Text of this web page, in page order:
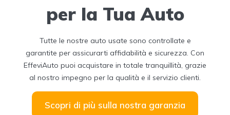
per la Tua Auto
Tutte le nostre auto usate sono controllate e
garantite per assicurarti affidabilità e sicurezza. Con
EffeviAuto puoi acquistare in totale tranquillità, grazie
al nostro impegno per la qualità e il servizio clienti.
Scopri di più sulla nostra garanzia